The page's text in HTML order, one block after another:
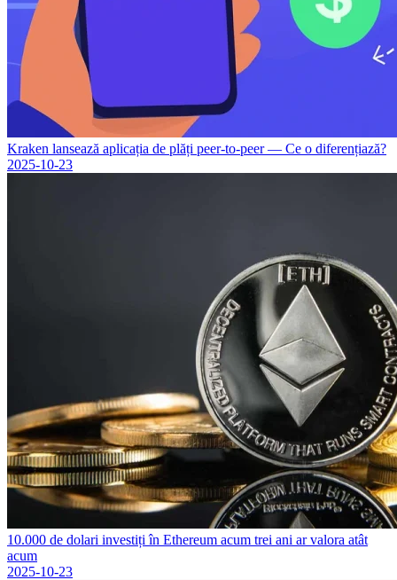
Kraken lansează aplicația de plăți peer-to-peer — Ce o diferențiază?
2025-10-23
10.000 de dolari investiți în Ethereum acum trei ani ar valora atât
acum
2025-10-23